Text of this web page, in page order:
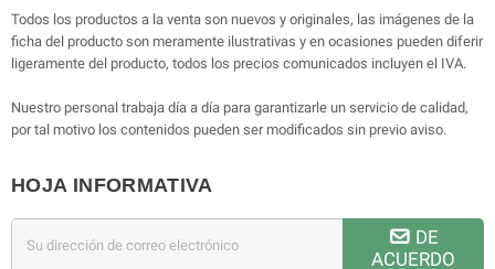
Todos los productos a la venta son nuevos y originales, las imágenes de la
ficha del producto son meramente ilustrativas y en ocasiones pueden diferir
ligeramente del producto, todos los precios comunicados incluyen el IVA.
Nuestro personal trabaja día a día para garantizarle un servicio de calidad,
por tal motivo los contenidos pueden ser modificados sin previo aviso.
HOJA INFORMATIVA
DE
ACUERDO